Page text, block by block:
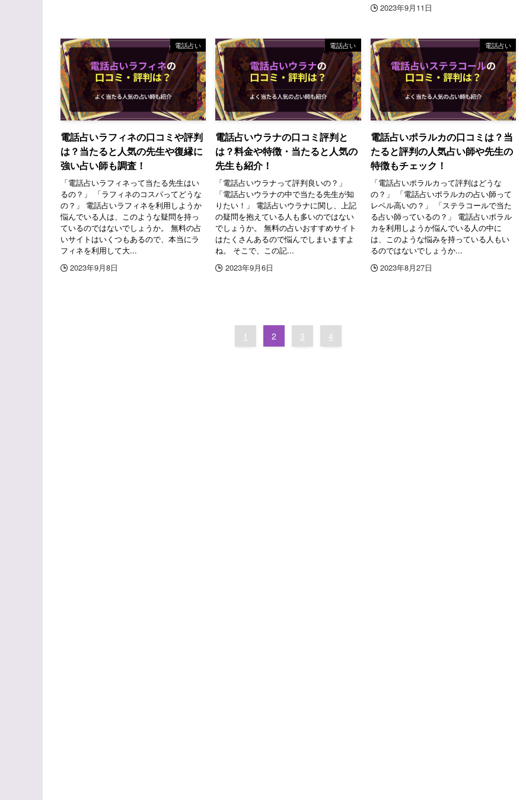
2023年9月11日
電話占い
電話占いラフィネの口コミや評判
は？当たると人気の先生や復縁に
強い占い師も調査！
「電話占いラフィネって当たる先生はい
るの？」 「ラフィネのコスパってどうな
の？」 電話占いラフィネを利用しようか
悩んでいる人は、このような疑問を持っ
ているのではないでしょうか。 無料の占
いサイトはいくつもあるので、本当にラ
フィネを利用して大...
2023年9月8日
電話占い
電話占いウラナの口コミ評判と
は？料金や特徴・当たると人気の
先生も紹介！
「電話占いウラナって評判良いの？」
「電話占いウラナの中で当たる先生が知
りたい！」 電話占いウラナに関し、上記
の疑問を抱えている人も多いのではない
でしょうか。 無料の占いおすすめサイト
はたくさんあるので悩んでしまいますよ
ね。 そこで、この記...
2023年9月6日
電話占い
電話占いポラルカの口コミは？当
たると評判の人気占い師や先生の
特徴もチェック！
「電話占いポラルカって評判はどうな
の？」 「電話占いポラルカの占い師って
レベル高いの？」 「ステラコールで当た
る占い師っているの？」 電話占いポラル
カを利用しようか悩んでいる人の中に
は、このような悩みを持っている人もい
るのではないでしょうか...
2023年8月27日
1 2 3 4